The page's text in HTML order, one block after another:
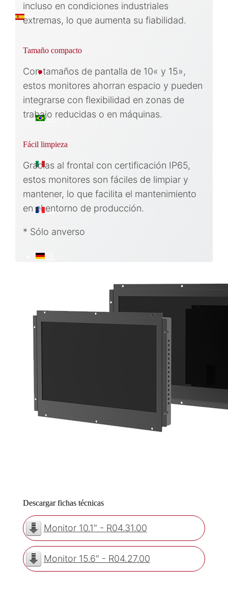
ES
日本語
PT
IT
FR
DE
incluso en condiciones industriales
extremas, lo que aumenta su fiabilidad.
Tamaño compacto
Con tamaños de pantalla de 10« y 15»,
estos monitores ahorran espacio y pueden
integrarse con flexibilidad en zonas de
trabajo reducidas o en máquinas.
Fácil limpieza
Gracias al frontal con certificación IP65,
estos monitores son fáciles de limpiar y
mantener, lo que facilita el mantenimiento
en el entorno de producción.
* Sólo anverso
Descargar fichas técnicas
Monitor 10.1" - R04.31.00
Monitor 15.6" - R04.27.00